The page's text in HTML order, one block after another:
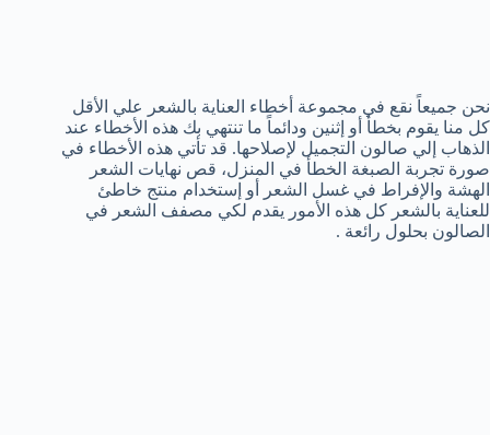
نحن جميعاً نقع في مجموعة أخطاء العناية بالشعر علي الأقل
كل منا يقوم بخطأ أو إثنين ودائماً ما تنتهي بك هذه الأخطاء عند
الذهاب إلي صالون التجميل لإصلاحها. قد تأتي هذه الأخطاء في
صورة تجربة الصبغة الخطأ في المنزل، قص نهايات الشعر
الهشة والإفراط في غسل الشعر أو إستخدام منتج خاطئ
للعناية بالشعر كل هذه الأمور يقدم لكي مصفف الشعر في
الصالون بحلول رائعة .